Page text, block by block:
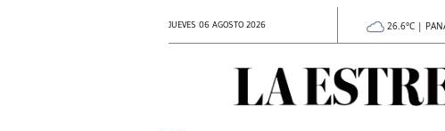
JUEVES 06 AGOSTO 2026 26.6°C |